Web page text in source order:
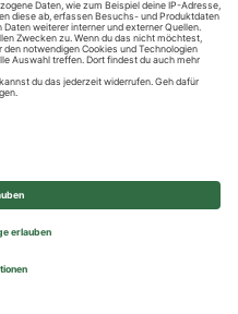
All rights reserved